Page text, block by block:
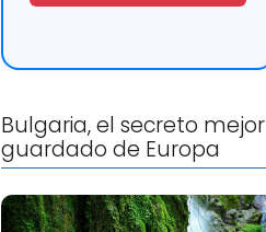
Bulgaria, el secreto mejor
guardado de Europa